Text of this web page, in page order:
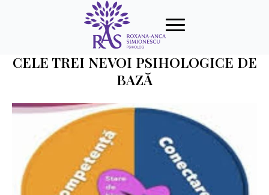
CELE TREI NEVOI PSIHOLOGICE DE
BAZĂ